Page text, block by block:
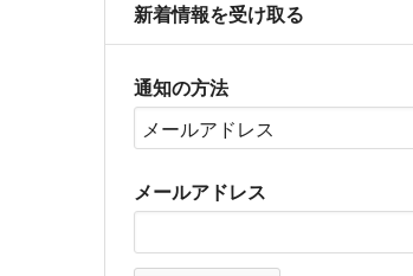
新着情報を受け取る
通知の方法
メールアドレス